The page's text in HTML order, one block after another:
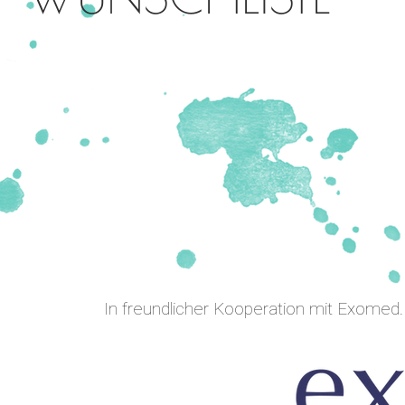
In freundlicher Kooperation mit